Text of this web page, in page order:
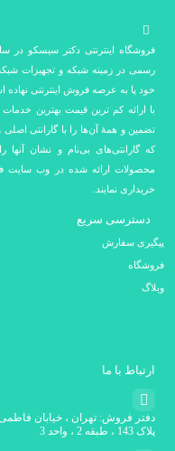
رسمی در زمینه شبکه و تجهیزات
خود پا به عرصه فروش اینترنتی
با ارائه کم ترین قیمت بهترین
تضمین و همۀ آن‌ها را با گارانتی
که گارانتی‌های بی‌نام و نشان
محصولات ارائه شده در وب سایت
خریداری نمایند.
دسترسی سریع
پیگیری سفارش
فروشگاه
وبلاگ
ارتباط با ما
دفتر فروش: تهران ، خیابان فاطمی
پلاک 143 ، طبقه 2 ، واحد 3